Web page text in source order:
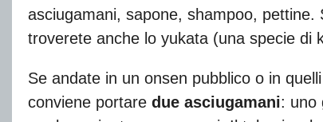
asciugamani, sapone, shampoo, pettine.
troverete anche lo yukata (una specie di
Se andate in un onsen pubblico o in
conviene portare due asciugamani: uno